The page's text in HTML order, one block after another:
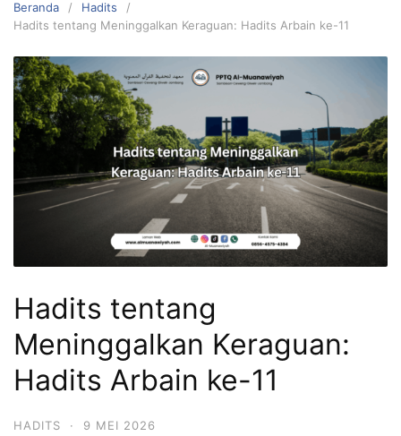
Beranda
Hadits
Hadits tentang Meninggalkan Keraguan: Hadits Arbain ke-11
Hadits tentang
Meninggalkan Keraguan:
Hadits Arbain ke-11
HADITS · 9 MEI 2026